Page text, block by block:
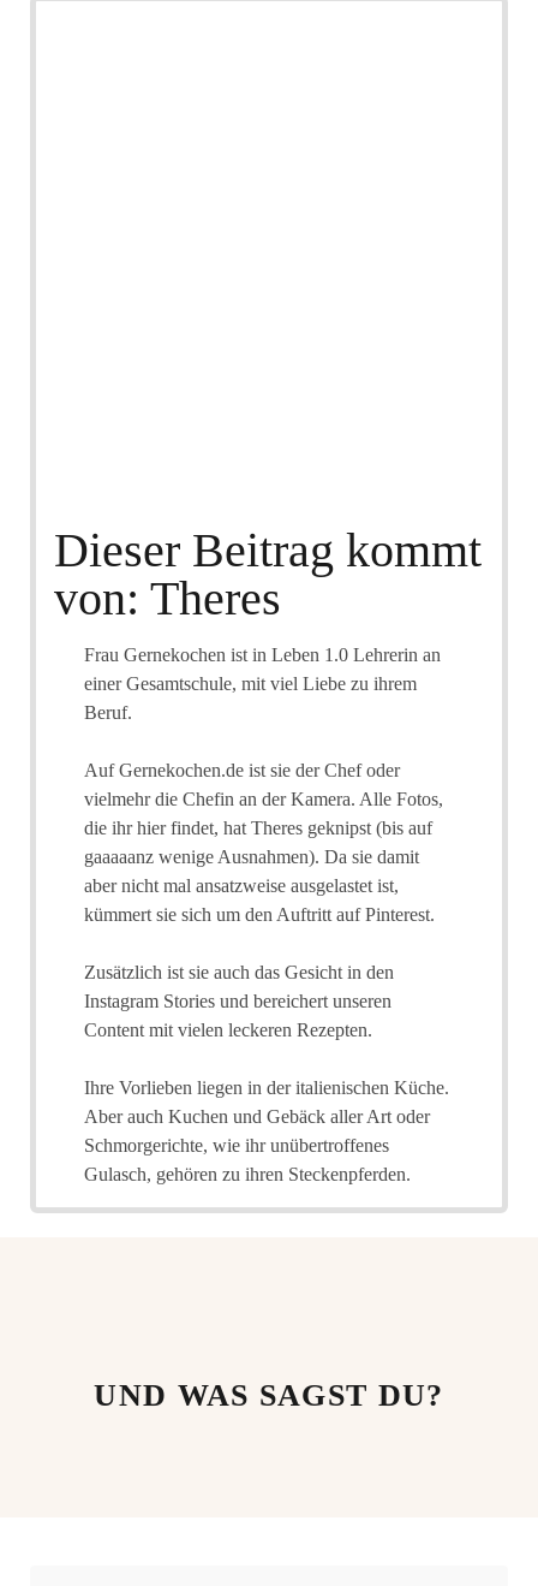
Dieser Beitrag kommt
von: Theres
Frau Gernekochen ist in Leben 1.0 Lehrerin an
einer Gesamtschule, mit viel Liebe zu ihrem
Beruf.
Auf Gernekochen.de ist sie der Chef oder
vielmehr die Chefin an der Kamera. Alle Fotos,
die ihr hier findet, hat Theres geknipst (bis auf
gaaaaanz wenige Ausnahmen). Da sie damit
aber nicht mal ansatzweise ausgelastet ist,
kümmert sie sich um den Auftritt auf Pinterest.
Zusätzlich ist sie auch das Gesicht in den
Instagram Stories und bereichert unseren
Content mit vielen leckeren Rezepten.
Ihre Vorlieben liegen in der italienischen Küche.
Aber auch Kuchen und Gebäck aller Art oder
Schmorgerichte, wie ihr unübertroffenes
Gulasch, gehören zu ihren Steckenpferden.
UND WAS SAGST DU?